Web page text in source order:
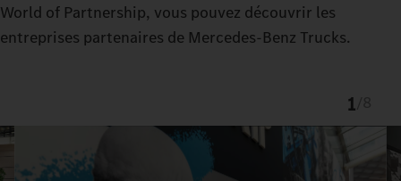
World of Partnership, vous pouvez découvrir les
entreprises partenaires de Mercedes-Benz Trucks.
1